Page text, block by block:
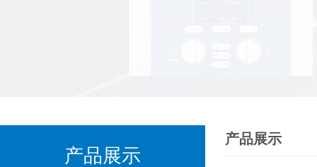
产品展示
产品展示